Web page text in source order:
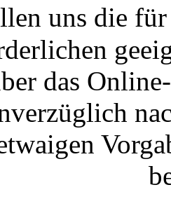
uns die
das